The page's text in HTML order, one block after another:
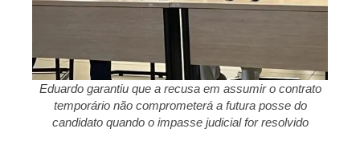
Eduardo garantiu que a recusa em assumir o contrato
temporário não comprometerá a futura posse do
candidato quando o impasse judicial for resolvido